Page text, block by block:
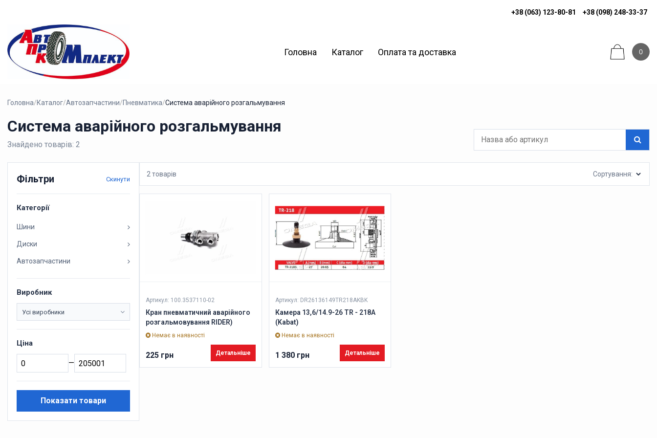
+38 (063) 123-80-81 +38 (098) 248-33-37
Головна Каталог Оплата та доставка 0
Головна/Каталог/Автозапчастини/Пневматика/Система аварійного розгальмування
Система аварійного розгальмування
Знайдено товарів: 2
Фільтри Скинути
Категорії
Шини
Диски
Автозапчастини
Виробник
Ціна
—
Показати товари
2 товарів Сортування:
Артикул: 100.3537110-02
Кран пневматичний аварійного
розгальмовування RIDER)
Немає в наявності
225 грн Детальніше
Артикул: DR26136149TR218AKBK
Камера 13,6/14.9-26 TR - 218A
(Kabat)
Немає в наявності
1 380 грн Детальніше